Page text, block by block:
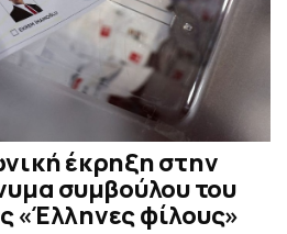
έκρηξη στην
συμβούλου του
«Έλληνες φίλους»